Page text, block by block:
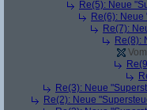
Re(5): Neue
Re(6):
Re(7):
Re(8):
Re(3): Neue
Re(2): Neue